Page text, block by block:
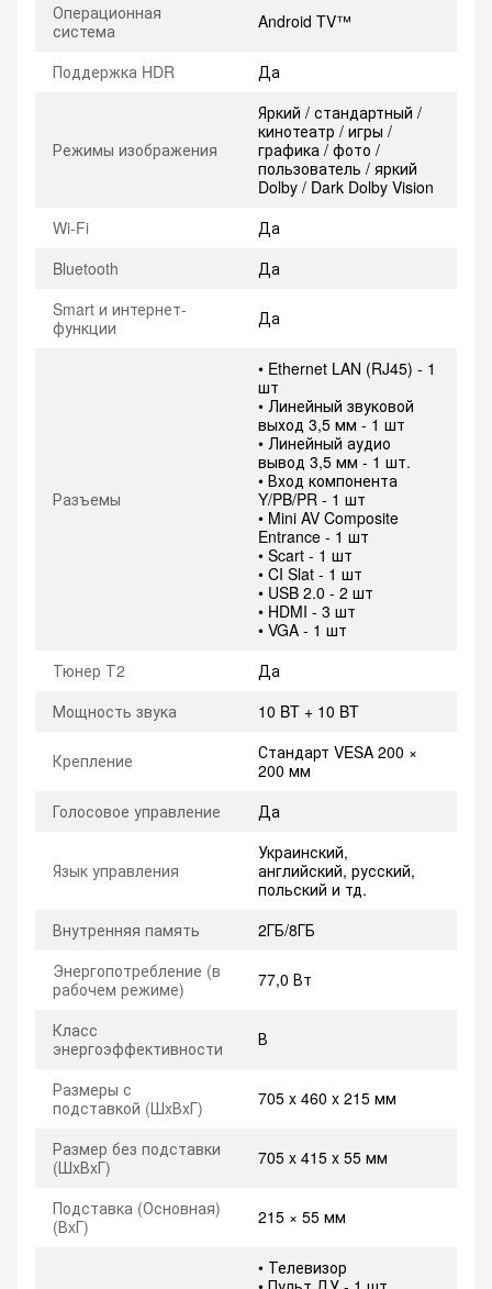
Операционная
система
Android TV™
Поддержка HDR Да
Режимы изображения
Яркий / стандартный /
кинотеатр / игры /
графика / фото /
пользователь / яркий
Dolby / Dark Dolby Vision
Wi-Fi
Да
Bluetooth
Да
Smart и интернет-
функции
Да
Разъемы
• Ethernet LAN (RJ45) - 1
шт
• Линейный звуковой
выход 3,5 мм - 1 шт
• Линейный аудио
вывод 3,5 мм - 1 шт.
• Вход компонента
Y/PB/PR - 1 шт
• Mini AV Composite
Entrance - 1 шт
• Scart - 1 шт
• CI Slat - 1 шт
• USB 2.0 - 2 шт
• HDMI - 3 шт
• VGA - 1 шт
Тюнер Т2
Да
Мощность звука
10 BT + 10 BT
Крепление
Стандарт VESA 200 ×
200 мм
Голосовое управление
Да
Язык управления
Украинский,
английский, русский,
польский и тд.
Внутренняя память
2ГБ/8ГБ
Энергопотребление (в
рабочем режиме)
77,0 Вт
Класс
энергоэффективности
В
Размеры с
подставкой (ШxВxГ)
705 x 460 x 215 мм
Размер без подставки
(ШxВxГ)
705 x 415 x 55 мм
Подставка (Основная)
(ВxГ)
215 × 55 мм
• Телевизор